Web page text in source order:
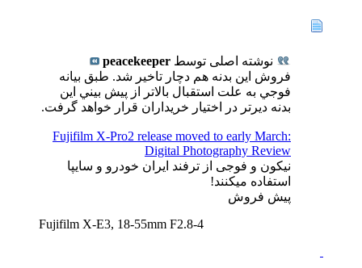
نوشته اصلی توسط peacekeeper
فروش اين بدنه هم دچار تاخير شد. طبق بيانه
فوجي به علت استقبال بالاتر از پيش بيني اين
بدنه ديرتر در اختيار خريداران قرار خواهد گرفت.
Fujifilm X-Pro2 release moved to early March:
Digital Photography Review
نیکون و فوجی از ترفند ایران خودرو و سایپا
استفاده میکنند!
پیش فروش
Fujifilm X-E3, 18-55mm F2.8-4